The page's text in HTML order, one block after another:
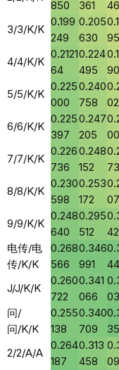
850
361
3/3/K/K
0.199
249
0.205
630
4/4/K/K
0.2121
64
0.224
495
5/5/K/K
0.225
000
0.240
758
6/6/K/K
0.225
397
0.247
205
7/7/K/K
0.226
736
0.248
152
8/8/K/K
0.230
598
0.253
172
9/9/K/K
0.248
640
0.295
512
电传/电
传/K/K
0.268
566
0.346
991
J/J/K/K
0.260
722
0.341
066
问/
问/K/K
0.255
138
0.340
709
2/2/A/A
0.264
187
0.313
458